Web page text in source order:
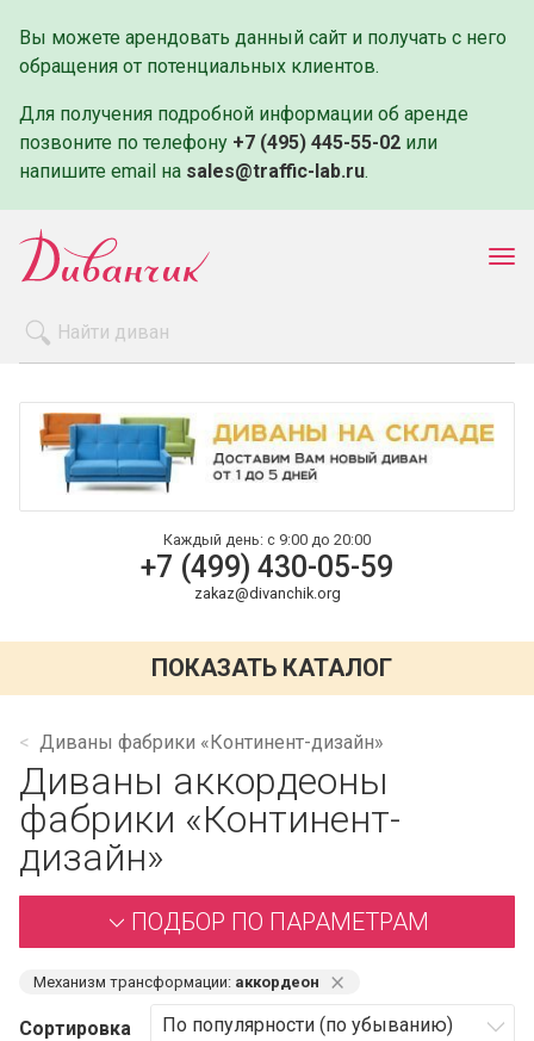
Вы можете арендовать данный сайт и получать с него
обращения от потенциальных клиентов.
Для получения подробной информации об аренде
позвоните по телефону +7 (495) 445-55-02 или
напишите email на sales@traffic-lab.ru.
Оплата и доставка
Контакты
Каждый день: с 9:00 до 20:00
+7 (499) 430-05-59
zakaz@divanchik.org
ПОКАЗАТЬ КАТАЛОГ
Диваны фабрики «Континент-дизайн»
Диваны аккордеоны
фабрики «Континент-
дизайн»
ПОДБОР ПО ПАРАМЕТРАМ
Механизм трансформации: аккордеон ⨯
Сортировка